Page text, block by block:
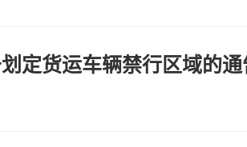
划定货运车辆禁行区域的